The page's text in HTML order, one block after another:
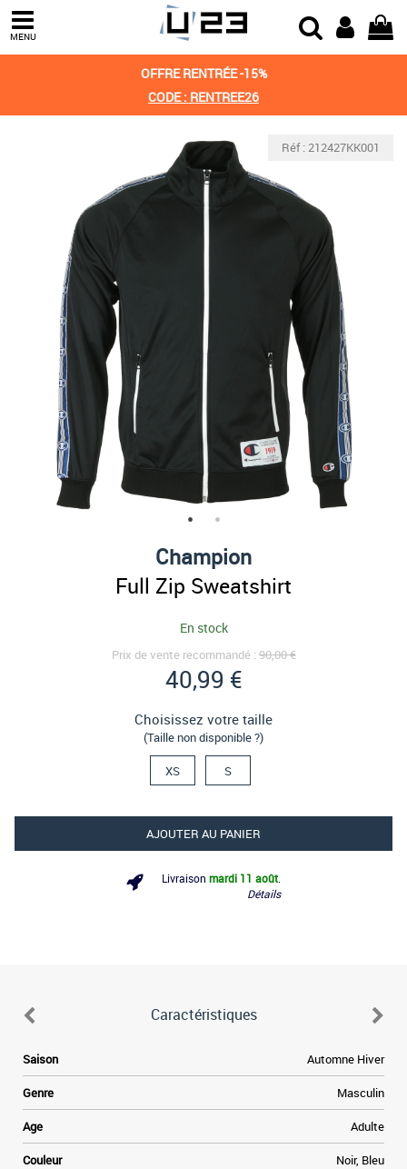
MENU
OFFRE RENTRÉE -15%
CODE : RENTREE26
Réf : 212427KK001
Champion
Full Zip Sweatshirt
En stock
Prix de vente recommandé :90,00 €
40,99 €
Choisissez votre taille
(Taille non disponible ?)
XS S
AJOUTER AU PANIER
Livraison mardi 11 août
Détails
Caractéristiques
Saison Automne Hiver
Genre Masculin
Age Adulte
Couleur Noir, Bleu